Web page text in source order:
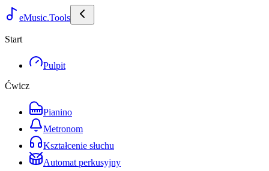
eMusic.Tools
Start
Pulpit
Ćwicz
Pianino
Metronom
Kształcenie słuchu
Automat perkusyjny